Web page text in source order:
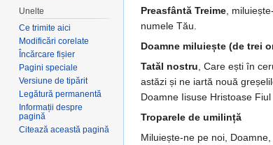
Preasfântă Treime,
numele Tău.
Doamne miluiește (de trei
Tatăl nostru, Care ești în
astăzi și ne iartă nouă
Doamne Iisuse Hristoase
Troparele de umilință
Miluiește-ne pe noi,
Unelte
Ce trimite aici
Modificări corelate
Încărcare fișier
Pagini speciale
Versiune de tipărit
Legătură permanentă
Informații despre
pagină
Citează această pagină